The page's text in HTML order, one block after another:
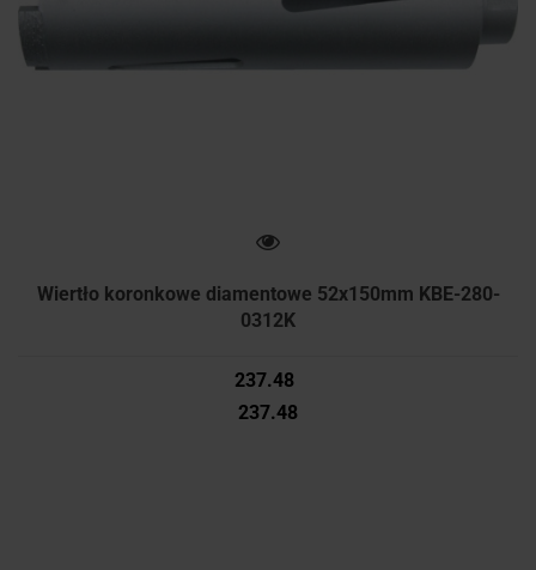
Wiertło koronkowe diamentowe 52x150mm KBE-280-
0312K
237.48
237.48